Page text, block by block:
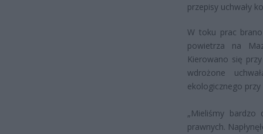
przepisy uchwały
W toku prac
powietrza na
Kierowano się
wdrożone
ekologicznego
„Mieliśmy bardzo
prawnych.